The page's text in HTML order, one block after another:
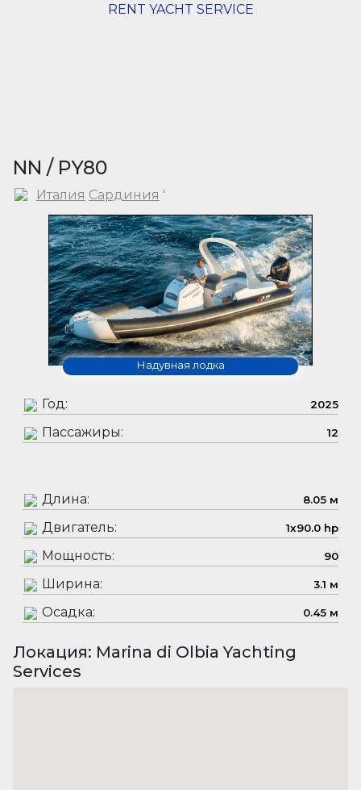
RENT YACHT SERVICE
NN / PY80
Италия Сардиния '
Надувная лодка
Год: 2025
Пассажиры: 12
Длина: 8.05 м
Двигатель: 1x90.0 hp
Мощность: 90
Ширина: 3.1 м
Осадка: 0.45 м
Локация: Marina di Olbia Yachting
Services